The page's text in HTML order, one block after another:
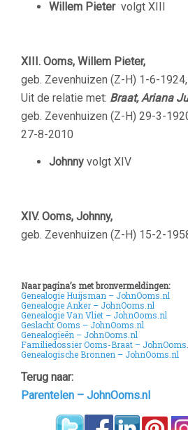
Willem Pietervolgt XIII
XIII. Ooms, Willem Pieter,
geb. Zevenhuizen (Z-H) 1-6-
Uit de relatie met: Braat, Ariana
geb. Zevenhuizen (Z-H) 29-3-
27-8-2010
Johnny volgt XIV
XIV. Ooms, Johnny,
geb. Zevenhuizen (Z-H) 15-2-
Naar pagina’s met bronvermeldingen:
Genealogie Huijsman – JohnOoms.nl
Genealogie Anker – JohnOoms.nl
Genealogie Van Vliet – JohnOoms.nl
Geslacht Ooms – JohnOoms.nl
Genealogieën – JohnOoms.nl
Familiedossier Ooms-Braat –
Genealogische Bronnen – JohnOoms.nl
Terug naar:
Parentelen – JohnOoms.nl